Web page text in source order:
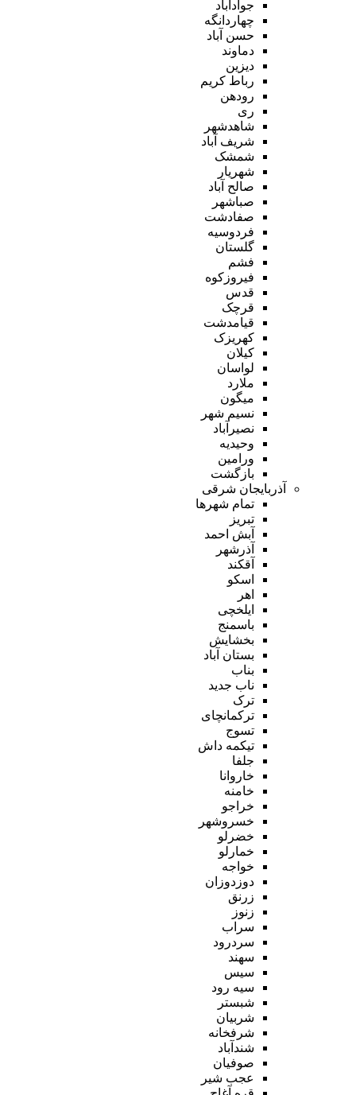
جوادآباد
چهاردانگه
حسن آباد
دماوند
دیزین
رباط کریم
رودهن
ری
شاهدشهر
شریف آباد
شمشک
شهریار
صالح آباد
صباشهر
صفادشت
فردوسیه
گلستان
فشم
فیروزکوه
قدس
قرچک
قیامدشت
کهریزک
کیلان
لواسان
ملارد
میگون
نسیم شهر
نصیرآباد
وحیدیه
ورامین
بازگشت
آذربایجان شرقی
تمام شهر‌ها
تبریز
آبش احمد
آذرشهر
آقکند
اسکو
اهر
ایلخچی
باسمنج
بخشایش
بستان آباد
بناب
ناب جدید
ترک
ترکمانچای
تسوج
تیکمه داش
جلفا
خاروانا
خامنه
خراجو
خسروشهر
خضرلو
خمارلو
خواجه
دوزدوزان
زرنق
زنوز
سراب
سردرود
سهند
سیس
سیه رود
شبستر
شربیان
شرفخانه
شندآباد
صوفیان
عجب شیر